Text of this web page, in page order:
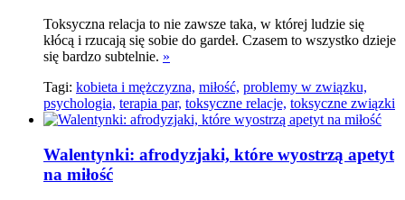
Toksyczna relacja to nie zawsze taka, w której ludzie się
kłócą i rzucają się sobie do gardeł. Czasem to wszystko dzieje
się bardzo subtelnie. »
Tagi: kobieta i mężczyzna, miłość, problemy w związku,
psychologia, terapia par, toksyczne relacje, toksyczne związki
Walentynki: afrodyzjaki, które wyostrzą apetyt
na miłość